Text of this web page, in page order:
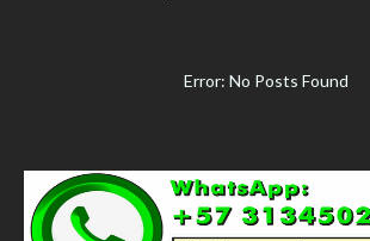
Error: No Posts Found